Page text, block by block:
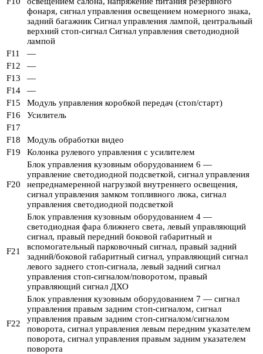
фонаря, сигнал управления освещением номерного знака,
задний багажник Сигнал управления лампой, центральный
верхний стоп-сигнал Сигнал управления светодиодной
лампой
F11
—
F12
—
F13
—
F14
—
F15
Модуль управления коробкой передач (стоп/старт)
F16
Усилитель
F17
F18
Модуль обработки видео
F19
Колонка рулевого управления с усилителем
F20
Блок управления кузовным оборудованием 6 —
управление светодиодной подсветкой, сигнал управления
непреднамеренной нагрузкой внутреннего освещения,
сигнал управления замком топливного люка, сигнал
управления светодиодной подсветкой
F21
Блок управления кузовным оборудованием 4 —
светодиодная фара ближнего света, левый управляющий
сигнал, правый передний боковой габаритный и
вспомогательный парковочный сигнал, правый задний
задний/боковой габаритный сигнал, управляющий сигнал
левого заднего стоп-сигнала, левый задний сигнал
управления стоп-сигналом/поворотом, правый
управляющий сигнал ДХО
F22
Блок управления кузовным оборудованием 7 — сигнал
управления правым задним стоп-сигналом, сигнал
управления правым задним стоп-сигналом/сигналом
поворота, сигнал управления левым передним указателем
поворота, сигнал управления правым задним указателем
поворота